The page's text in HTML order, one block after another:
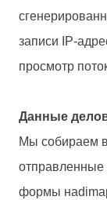
записи IP-
просмотр
Данные
Мы собираем
отправленные
формы на